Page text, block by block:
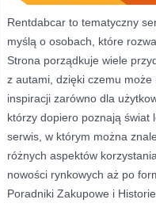
Rentdabcar to tematyczny
myślą o osobach, które
Strona porządkuje wiele
z autami, dzięki czemu może
inspiracji zarówno dla
którzy dopiero poznają świat
serwis, w którym można
różnych aspektów
nowości rynkowych aż po
Poradniki Zakupowe i Historie